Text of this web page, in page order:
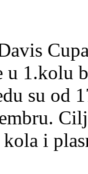
u 1.kolu
su od
i